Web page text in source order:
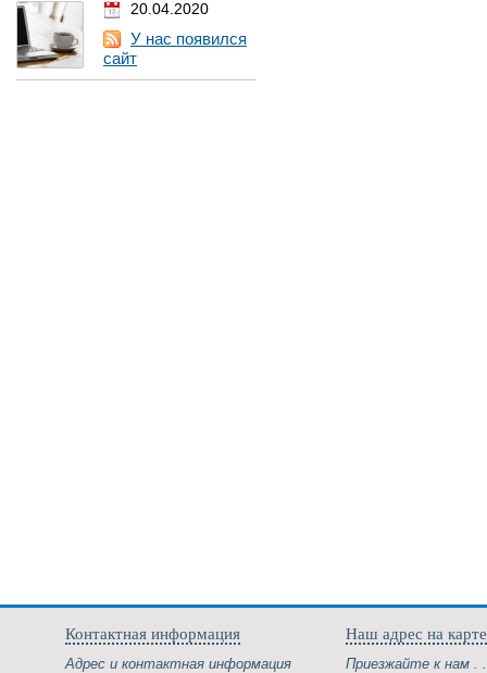
20.04.2020
У нас появился
сайт
Контактная информация
Адрес и контактная информация
Наш адрес на карте
Приезжайте к нам .